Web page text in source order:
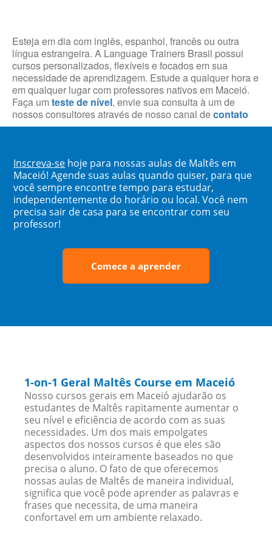
Esteja em dia com inglês, espanhol, francês ou outra
língua estrangeira. A Language Trainers Brasil possui
cursos personalizados, flexíveis e focados em sua
necessidade de aprendizagem. Estude a qualquer hora e
em qualquer lugar com professores nativos em Maceió.
Faça um teste de nível, envie sua consulta à um de
nossos consultores através de nosso canal decontato
Inscreva-se hoje para nossas aulas de Maltês em
Maceió! Agende suas aulas quando quiser, para que
você sempre encontre tempo para estudar,
independentemente do horário ou local. Você nem
precisa sair de casa para se encontrar com seu
professor!
Comece a aprender
1-on-1 Geral Maltês Course em Maceió
Nosso cursos gerais em Maceió ajudarão os
estudantes de Maltês rapitamente aumentar o
seu nível e eficiência de acordo com as suas
necessidades. Um dos mais empolgates
aspectos dos nossos cursos é que eles são
desenvolvidos inteiramente baseados no que
precisa o aluno. O fato de que oferecemos
nossas aulas de Maltês de maneira individual,
significa que você pode aprender as palavras e
frases que necessita, de uma maneira
confortavel em um ambiente relaxado.